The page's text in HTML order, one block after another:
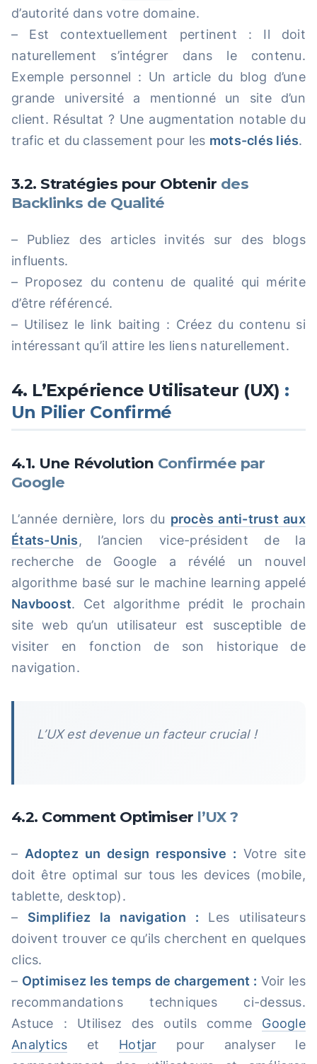
d’autorité dans votre domaine.
– Est contextuellement pertinent : Il doit
naturellement s’intégrer dans le contenu.
Exemple personnel : Un article du blog d’une
grande université a mentionné un site d’un
client. Résultat ? Une augmentation notable du
trafic et du classement pour les mots-clés liés.
3.2. Stratégies pour Obtenir des
Backlinks de Qualité
– Publiez des articles invités sur des blogs
influents.
– Proposez du contenu de qualité qui mérite
d’être référencé.
– Utilisez le link baiting : Créez du contenu si
intéressant qu’il attire les liens naturellement.
4. L’Expérience Utilisateur (UX) :
Un Pilier Confirmé
4.1. Une Révolution Confirmée par
Google
L’année dernière, lors du procès anti-trust aux
États-Unis, l’ancien vice-président de la
recherche de Google a révélé un nouvel
algorithme basé sur le machine learning appelé
Navboost. Cet algorithme prédit le prochain
site web qu’un utilisateur est susceptible de
visiter en fonction de son historique de
navigation.
L’UX est devenue un facteur crucial !
4.2. Comment Optimiser l’UX ?
– Adoptez un design responsive : Votre site
doit être optimal sur tous les devices (mobile,
tablette, desktop).
– Simplifiez la navigation : Les utilisateurs
doivent trouver ce qu’ils cherchent en quelques
clics.
– Optimisez les temps de chargement : Voir les
recommandations techniques ci-dessus.
Astuce : Utilisez des outils comme Google
Analytics et Hotjar pour analyser le